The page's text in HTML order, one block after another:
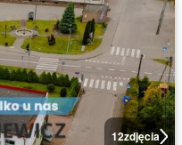
12zdjęcia